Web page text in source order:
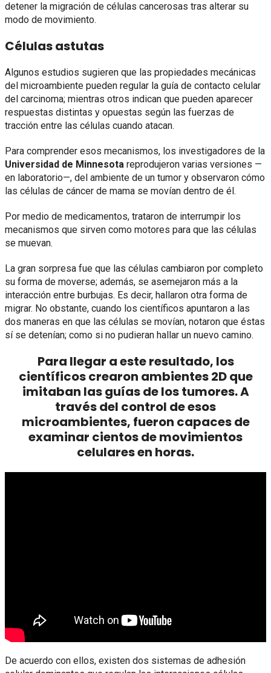
detener la migración de células cancerosas tras alterar su
modo de movimiento.
Células astutas
Algunos estudios sugieren que las propiedades mecánicas
del microambiente pueden regular la guía de contacto celular
del carcinoma; mientras otros indican que pueden aparecer
respuestas distintas y opuestas según las fuerzas de
tracción entre las células cuando atacan.
Para comprender esos mecanismos, los investigadores de la
Universidad de Minnesota reprodujeron varias versiones —
en laboratorio—, del ambiente de un tumor y observaron cómo
las células de cáncer de mama se movían dentro de él.
Por medio de medicamentos, trataron de interrumpir los
mecanismos que sirven como motores para que las células
se muevan.
La gran sorpresa fue que las células cambiaron por completo
su forma de moverse; además, se asemejaron más a la
interacción entre burbujas. Es decir, hallaron otra forma de
migrar. No obstante, cuando los científicos apuntaron a las
dos maneras en que las células se movían, notaron que éstas
sí se detenían; como si no pudieran hallar un nuevo camino.
Para llegar a este resultado, los
científicos crearon ambientes 2D que
imitaban las guías de los tumores. A
través del control de esos
microambientes, fueron capaces de
examinar cientos de movimientos
celulares en horas.
De acuerdo con ellos, existen dos sistemas de adhesión